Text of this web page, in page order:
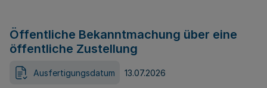
Öffentliche Bekanntmachung über eine
öffentliche Zustellung
Ausfertigungsdatum 13.07.2026